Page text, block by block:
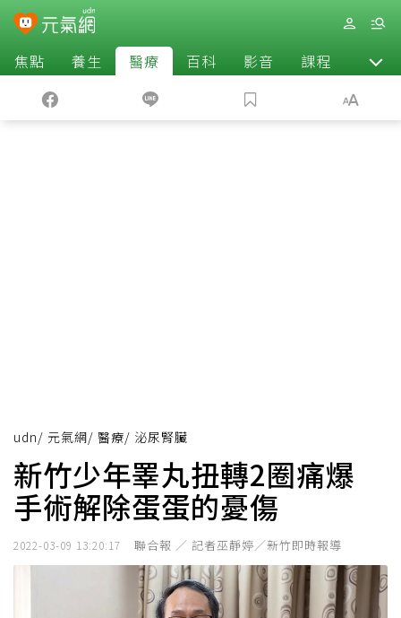
焦點 養生 醫療 百科 影音 課程 退休
udn/ 元氣網/ 醫療/ 泌尿腎臟
新竹少年睪丸扭轉2圈痛爆
手術解除蛋蛋的憂傷
2022-03-09 13:20:17 聯合報 ／ 記者巫靜婷／新竹即時報導